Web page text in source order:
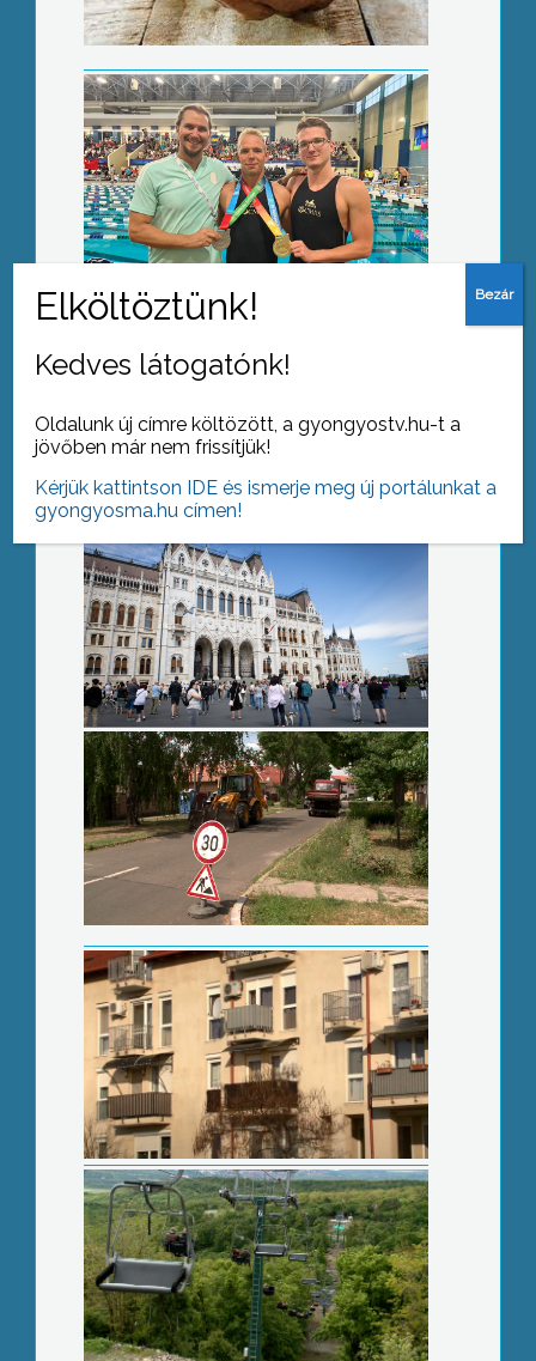
Átvette mandátumát Sári István
Szeptembertől lép életbe az új kata-
törvény
Elkészült az Angyal utca
Újabb kamatemelések jöhetnek
Libegők éjszakája a Mátrában is
Kedves látogatónk!
Oldalunk új címre költözött, a gyongyostv.hu-t a
jövőben már nem frissítjük!
Kérjük kattintson IDE és ismerje meg új portálunkat a
gyongyosma.hu címen!